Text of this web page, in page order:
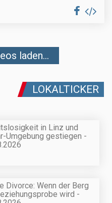
laden...
LOKALTICKER
in Linz und
Umgebung gestiegen -
Divorce: Wenn der Berg
wird -